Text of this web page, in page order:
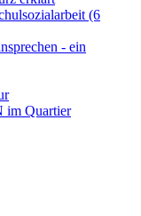
(6
- ein
im Quartier